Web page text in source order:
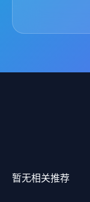
暂无相关推荐